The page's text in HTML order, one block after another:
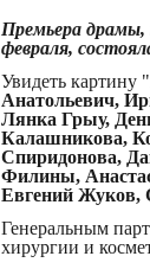
Премьера драмы,
февраля,
Увидеть
Анатольевич,
Лянка Грыу,
Калашникова,
Спиридонова,
Филины,
Евгений Жуков,
Генеральным
хирургии и